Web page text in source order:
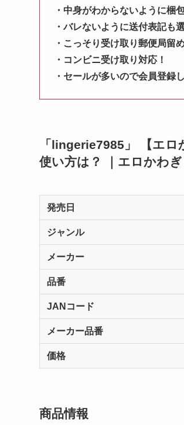
・中身がわからないように梱
・バレないように送付表記も
・こっそり受け取り郵便局留
・コンビニ受け取り対応！
・セールが多いので会員登録
「lingerie7985」 【エ
使い方は？ ｜エロかわ
発売日
ジャンル
メーカー
品番
JANコード
メーカー品番
価格
商品情報